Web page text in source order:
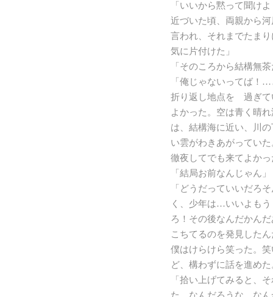
「いいから黙って聞け
近づいた頃、両親から
言われ、それまでたま
気に片付けた」
「そのころから結構無
「俺じゃないってば！
折り返し地点を 過ぎて
よかった。空は青く晴
は、結構海に近い、川
い雲がわきあがってい
徹夜してでも来てよか
「結局お前なんじゃん」
「どうだっていいだろ
く、少年は…いいよも
ろ！その後なんだかん
こちてるのを発見した
僕はけらけら笑った。
ど、構わずに話を進めた
「拾い上げてみると、